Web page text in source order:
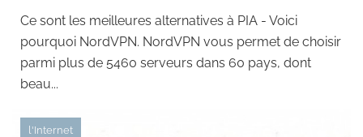
Ce sont les meilleures alternatives à PIA - Voici
pourquoi NordVPN. NordVPN vous permet de choisir
parmi plus de 5460 serveurs dans 60 pays, dont
beau...
l'Internet